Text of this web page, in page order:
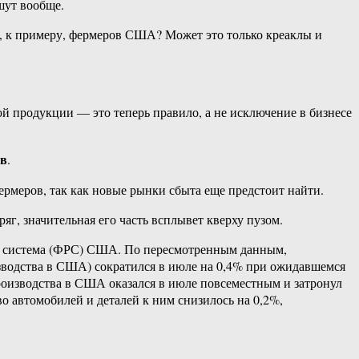
вообще.
к примеру, фермеров США? Может это только креаклы и
продукции — это теперь правило, а не исключение в бизнесе
.
так как новые рынки сбыта еще предстоит найти.
значительная его часть всплывет кверху пузом.
система (ФРС) США. По пересмотренным данным,
в США) сократился в июле на 0,4% при ожидавшемся
в США оказался в июле повсеместным и затронул
автомобилей и деталей к ним снизилось на 0,2%,